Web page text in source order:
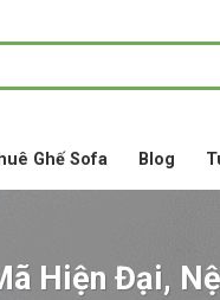
Ghế Sofa Blog
Hiện Đại,